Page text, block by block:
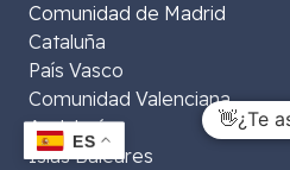
Comunidad de Madrid
Cataluña
País Vasco
Comunidad Valenciana
Andalucía
Islas Baleares
ES
👋¿Te